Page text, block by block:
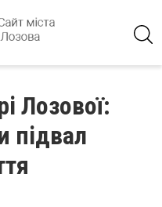
Лозової:
підвал